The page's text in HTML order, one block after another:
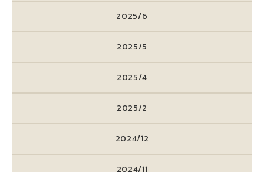
2025/6
2025/5
2025/4
2025/2
2024/12
2024/11